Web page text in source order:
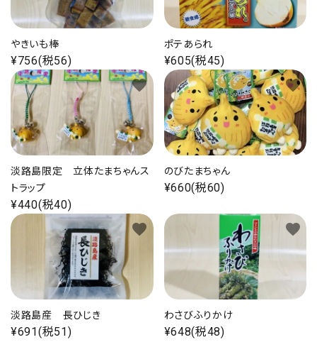
やきいも棒
¥756(税56)
ポテあられ
¥605(税45)
淡路島限定 立体たまちゃんス
トラップ
¥440(税40)
favorite
のびたまちゃん
¥660(税60)
favorite
淡路島産 長ひじき
¥691(税51)
favorite
わさびふりかけ
¥648(税48)
favorite